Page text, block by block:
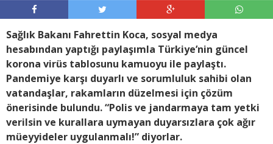
Sağlık Bakanı Fahrettin Koca, sosyal medya
hesabından yaptığı paylaşımla Türkiye’nin güncel
korona virüs tablosunu kamuoyu ile paylaştı.
Pandemiye karşı duyarlı ve sorumluluk sahibi olan
vatandaşlar, rakamların düzelmesi için çözüm
önerisinde bulundu. “Polis ve jandarmaya tam yetki
verilsin ve kurallara uymayan duyarsızlara çok ağır
müeyyideler uygulanmalı!” diyorlar.